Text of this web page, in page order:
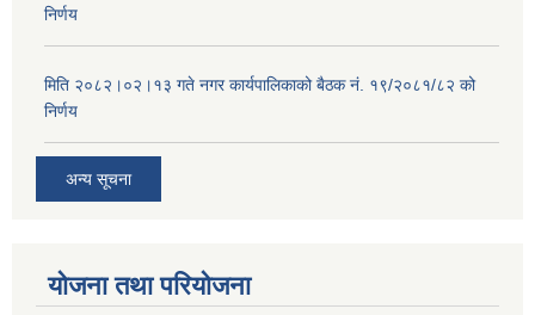
निर्णय
मिति २०८२।०२।१३ गते नगर कार्यपालिकाको बैठक नं. १९/२०८१/८२ को
निर्णय
अन्य सूचना
योजना तथा परियोजना